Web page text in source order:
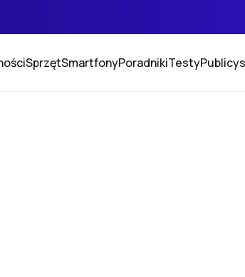
SprzętSmartfonyPoradnikiTesty